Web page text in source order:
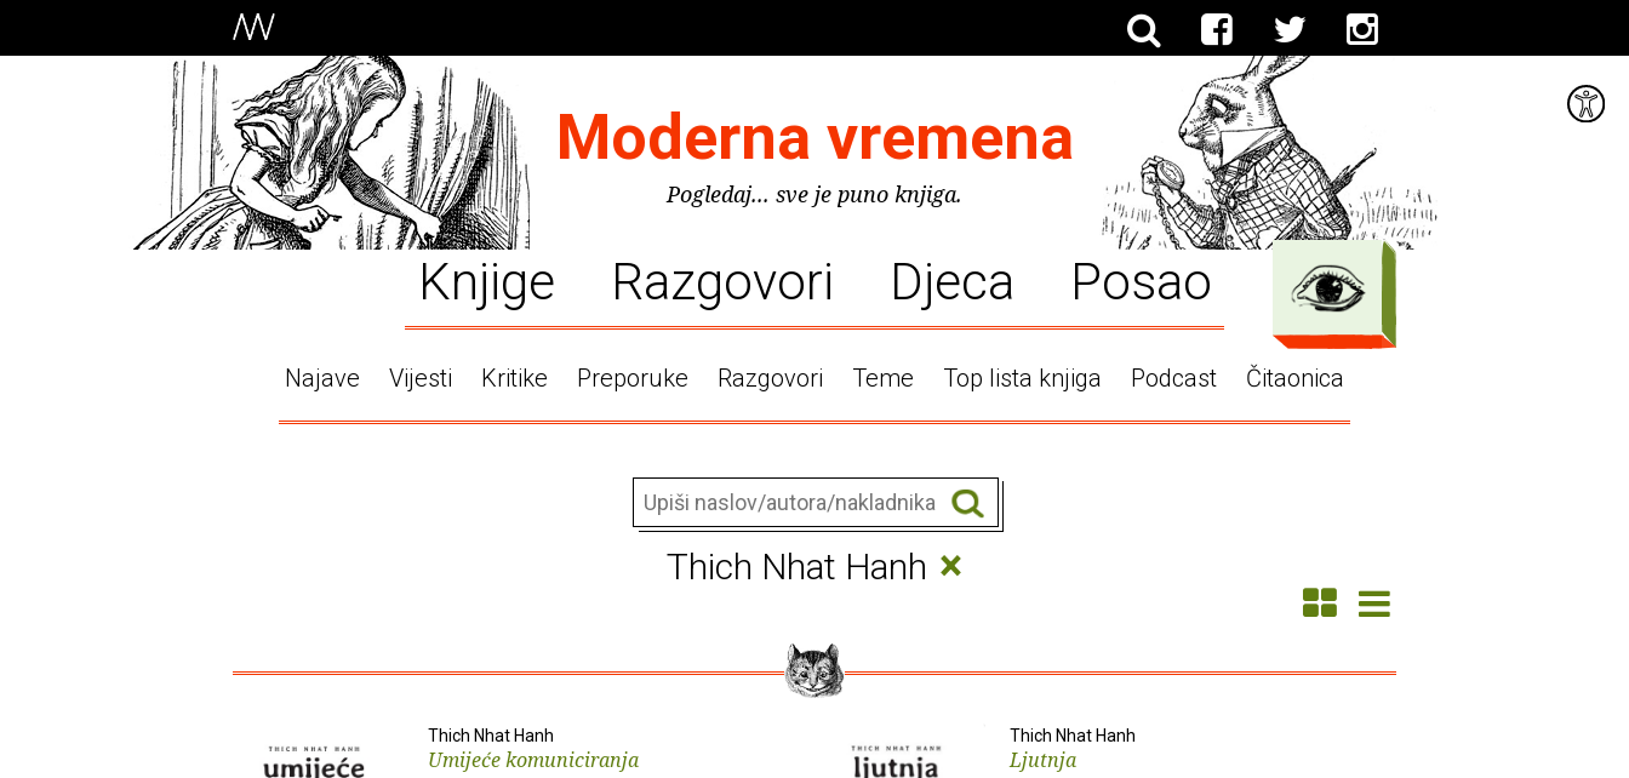
Moderna vremena
Pogledaj... sve je puno knjiga.
Knjige Razgovori Djeca Posao
Najave Vijesti Kritike Preporuke Razgovori Teme Top lista knjiga Podcast Čitaonica
Thich Nhat Hanh ×
Thich Nhat Hanh
Umijeće komuniciranja
Thich Nhat Hanh
Ljutnja